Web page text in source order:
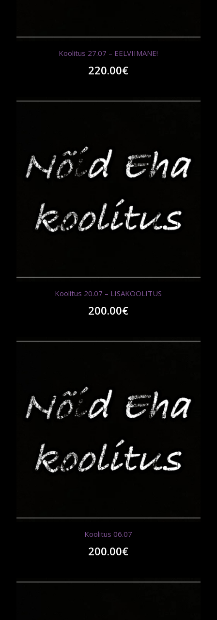
Koolitus 27.07 – EELVIIMANE!
220.00€
Koolitus 20.07 – LISAKOOLITUS
200.00€
Koolitus 06.07
200.00€